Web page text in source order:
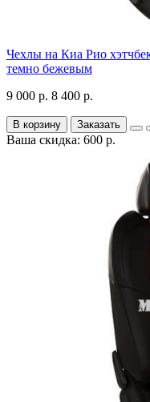
Чехлы на Киа Рио
темно бежевым
9 000 р. 8 400 р.
В корзину Заказать
Ваша скидка: 600 р.